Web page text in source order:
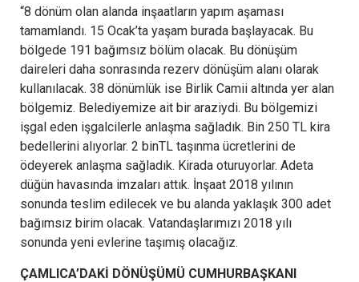
“8 dönüm olan alanda inşaatların yapım aşaması
tamamlandı. 15 Ocak’ta yaşam burada başlayacak. Bu
bölgede 191 bağımsız bölüm olacak. Bu dönüşüm
daireleri daha sonrasında rezerv dönüşüm alanı olarak
kullanılacak. 38 dönümlük ise Birlik Camii altında yer alan
bölgemiz. Belediyemize ait bir araziydi. Bu bölgemizi
işgal eden işgalcilerle anlaşma sağladık. Bin 250 TL kira
bedellerini alıyorlar. 2 binTL taşınma ücretlerini de
ödeyerek anlaşma sağladık. Kirada oturuyorlar. Adeta
düğün havasında imzaları attık. İnşaat 2018 yılının
sonunda teslim edilecek ve bu alanda yaklaşık 300 adet
bağımsız birim olacak. Vatandaşlarımızı 2018 yılı
sonunda yeni evlerine taşımış olacağız.
ÇAMLICA’DAKİ DÖNÜŞÜMÜ CUMHURBAŞKANI